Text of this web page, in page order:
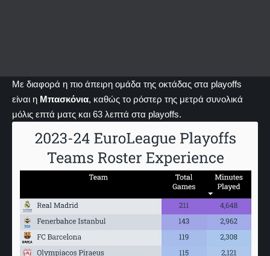
Με διαφορά η πιο άπειρη ομάδα της οκτάδας στα playoffs
είναι η Μπασκόνια, καθώς το ρόστερ της μετρά συνολικά
μόλις επτά ματς και 63 λεπτά στα playoffs.